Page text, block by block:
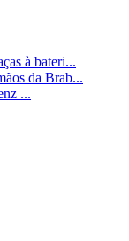
à bateri...
da Brab...
...